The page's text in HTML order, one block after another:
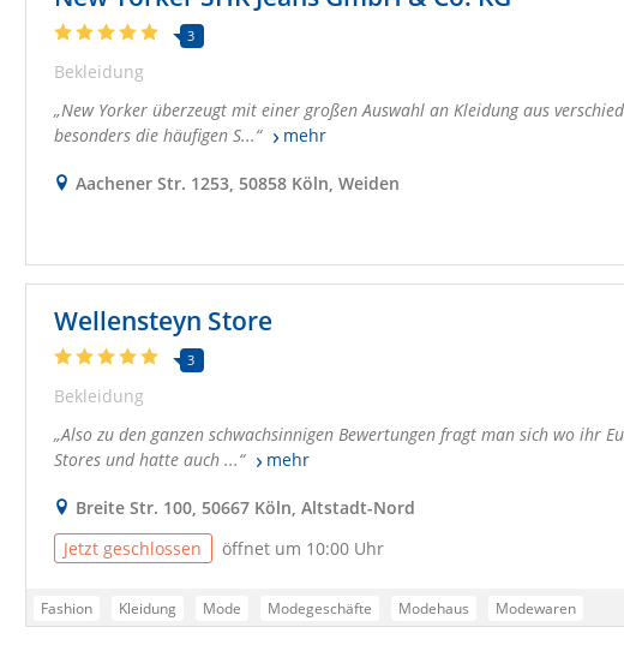
3
Bekleidung
New Yorker überzeugt mit einer großen Auswahl an Kleidung aus
besonders die häufigen S...
mehr
Aachener Str. 1253, 50858 Köln, Weiden
Wellensteyn Store
3
Bekleidung
Also zu den ganzen schwachsinnigen Bewertungen fragt man sich wo ihr
Stores und hatte auch ...
mehr
Breite Str. 100, 50667 Köln, Altstadt-Nord
Jetzt geschlossen
öffnet um 10:00 Uhr
Fashion Kleidung Mode Modegeschäfte Modehaus Modewaren